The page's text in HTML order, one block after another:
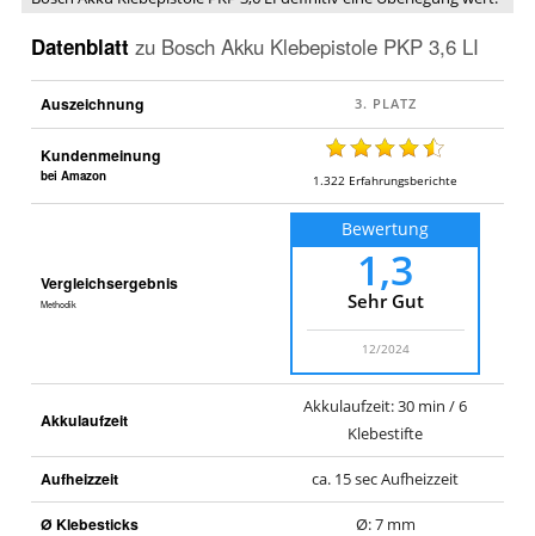
Datenblatt zu Bosch Akku Klebepistole PKP 3,6 LI
Auszeichnung
Kundenmeinung
bei Amazon 1.322 Erfahrungsberichte
Vergleichsergebnis
Methodik
Bewertung
1,3
Sehr Gut
12/2024
Akkulaufzeit
Akkulaufzeit: 30 min / 6
Klebestifte
Aufheizzeit ca. 15 sec Aufheizzeit
Ø Klebesticks Ø: 7 mm